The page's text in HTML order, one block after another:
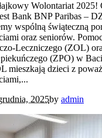
Wolontariat 2025!
Bank BNP Paribas –
wspólną świąteczną
oraz seniorów.
Leczniczego (ZOL)
(ZPO) w
mieszkają dzieci z
2025by admin